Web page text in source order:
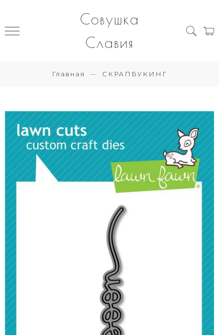
Совушка
Славия
Главная СКРАПБУКИНГ